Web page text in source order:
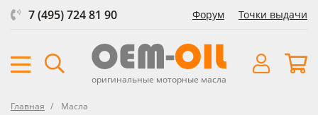
7 (495) 724 81 90 Форум Точки выдачи
оригинальные моторные масла
Главная Масла